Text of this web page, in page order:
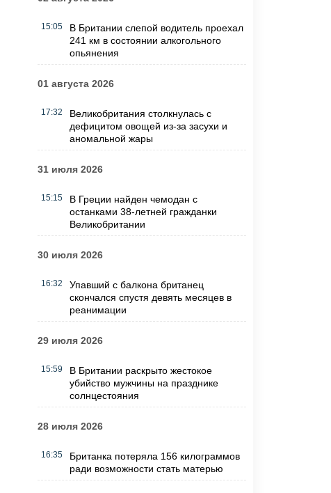
15:05
В Британии слепой водитель проехал
241 км в состоянии алкогольного
опьянения
01 августа 2026
17:32
Великобритания столкнулась с
дефицитом овощей из-за засухи и
аномальной жары
31 июля 2026
15:15
В Греции найден чемодан с
останками 38-летней гражданки
Великобритании
30 июля 2026
16:32
Упавший с балкона британец
скончался спустя девять месяцев в
реанимации
29 июля 2026
15:59
В Британии раскрыто жестокое
убийство мужчины на празднике
солнцестояния
28 июля 2026
16:35
Британка потеряла 156 килограммов
ради возможности стать матерью